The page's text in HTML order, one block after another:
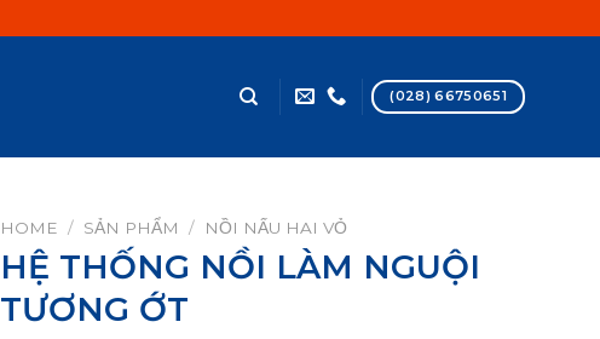
(028) 66750651
HOME / SẢN PHẨM / NỒI NẤU HAI VỎ
HỆ THỐNG NỒI LÀM NGUỘI
TƯƠNG ỚT